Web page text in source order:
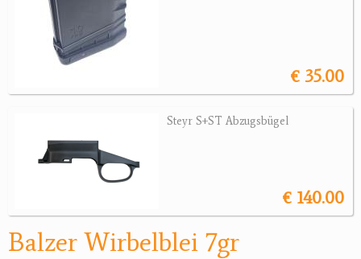
Bücher, Videos
Antikes
€ 35.00
Steyr S+ST Abzugsbügel
€ 140.00
Balzer Wirbelblei 7gr